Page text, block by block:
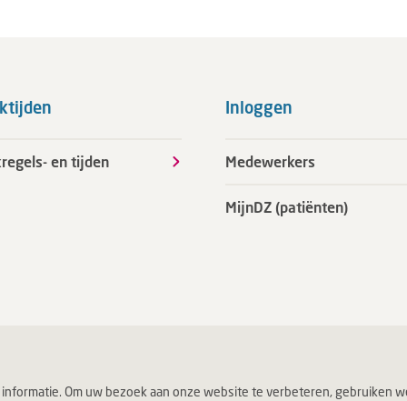
Om uw bezoek aan onze website te verbeteren, gebruiken
en tijden
Inloggen
Medewerkers
MijnDZ (patiënten)